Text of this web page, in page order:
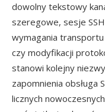
dowolny tekstowy
szeregowe, sesje
wymagania
czy modyfikacji
stanowi kolejny
zapomnienia obsługa
licznych nowoczesnych